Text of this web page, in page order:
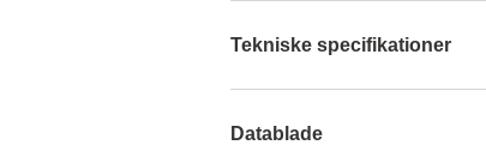
Tekniske specifikationer
Datablade